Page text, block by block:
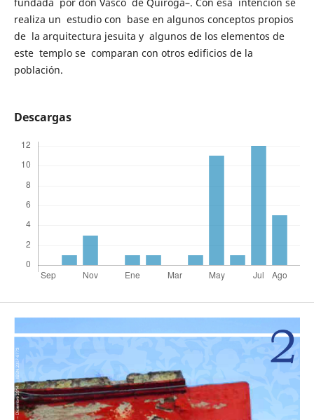
realiza un estudio con base en algunos conceptos propios
de la arquitectura jesuita y algunos de los elementos de
este templo se comparan con otros edificios de la
población.
Descargas